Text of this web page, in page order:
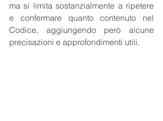
ma si limita sostanzialmente a ripetere
e confermare quanto contenuto nel
Codice, aggiungendo però alcune
precisazioni e approfondimenti utili.